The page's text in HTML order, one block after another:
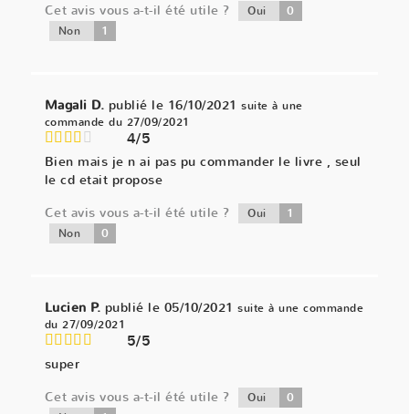
Cet avis vous a-t-il été utile ?
Oui 0
Non 1
Magali D. publié le 16/10/2021 suite à une
commande du 27/09/2021
4/5
Bien mais je n ai pas pu commander le livre , seul
le cd etait propose
Cet avis vous a-t-il été utile ?
Oui 1
Non 0
Lucien P. publié le 05/10/2021 suite à une commande
du 27/09/2021
5/5
super
Cet avis vous a-t-il été utile ?
Oui 0